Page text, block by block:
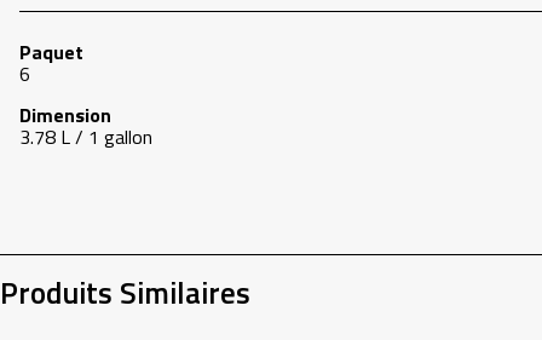
Paquet
6
Dimension
3.78 L / 1 gallon
Produits Similaires